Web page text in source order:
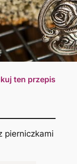
ten przepis
pierniczkami